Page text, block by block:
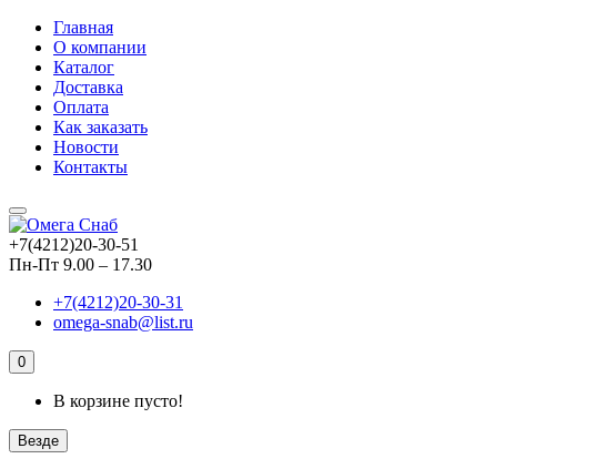
Главная
О компании
Каталог
Доставка
Оплата
Как заказать
Новости
Контакты
+7(4212)20-30-51
Пн-Пт 9.00 – 17.30
+7(4212)20-30-31
omega-snab@list.ru
0
В корзине пусто!
Везде